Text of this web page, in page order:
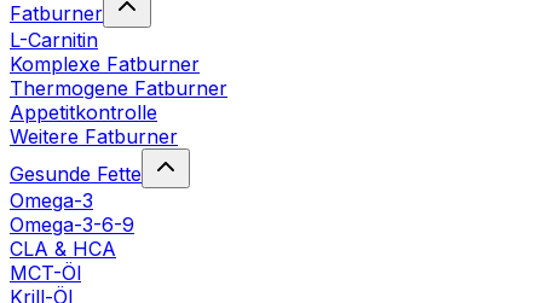
Fatburner
L-Carnitin
Komplexe Fatburner
Thermogene Fatburner
Appetitkontrolle
Weitere Fatburner
Gesunde Fette
Omega-3
Omega-3-6-9
CLA & HCA
MCT-Öl
Krill-Öl